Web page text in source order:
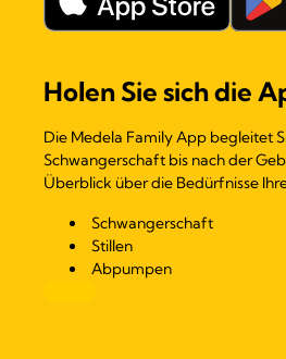
Holen Sie sich die
Die Medela Family App begleitet
Schwangerschaft bis nach der
Überblick über die Bedürfnisse
Schwangerschaft
Stillen
Abpumpen